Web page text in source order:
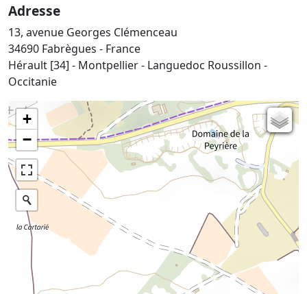
Adresse
13, avenue Georges Clémenceau
34690 Fabrègues - France
Hérault [34] - Montpellier - Languedoc Roussillon -
Occitanie
+
−
Carte de l'état-major (1820-1866)
Parcellaire cadastral
Plan IGN
Photographies aériennes